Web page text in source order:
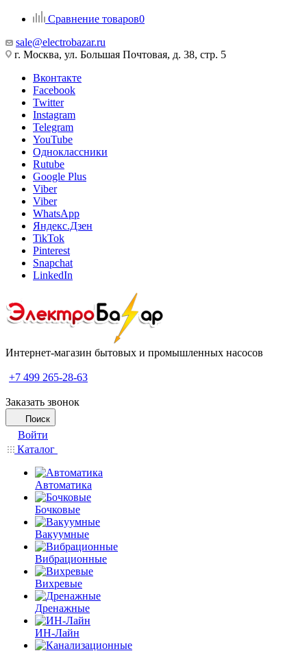
Сравнение товаров0
sale@electrobazar.ru
г. Москва, ул. Большая Почтовая, д. 38, стр. 5
Вконтакте
Facebook
Twitter
Instagram
Telegram
YouTube
Одноклассники
Rutube
Google Plus
Viber
Viber
WhatsApp
Яндекс.Дзен
TikTok
Pinterest
Snapchat
LinkedIn
Интернет-магазин бытовых и промышленных насосов
+7 499 265-28-63
Заказать звонок
Поиск
Войти
Каталог
Автоматика
Бочковые
Вакуумные
Вибрационные
Вихревые
Дренажные
ИН-Лайн